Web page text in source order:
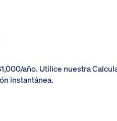
año. Utilice nuestra
instantánea.